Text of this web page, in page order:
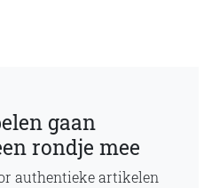
gaan
rondje mee
authentieke artikelen